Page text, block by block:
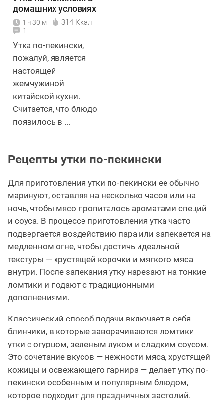
домашних условиях
1 ч 30 м 314 Ккал
1
Утка по-пекински,
пожалуй, является
настоящей
жемчужиной
китайской кухни.
Считается, что блюдо
появилось в ...
Рецепты утки по-пекински
Для приготовления утки по-пекински ее обычно
маринуют, оставляя на несколько часов или на
ночь, чтобы мясо пропиталось ароматами специй
и соуса. В процессе приготовления утка часто
подвергается воздействию пара или запекается на
медленном огне, чтобы достичь идеальной
текстуры — хрустящей корочки и мягкого мяса
внутри. После запекания утку нарезают на тонкие
ломтики и подают с традиционными
дополнениями.
Классический способ подачи включает в себя
блинчики, в которые заворачиваются ломтики
утки с огурцом, зеленым луком и сладким соусом.
Это сочетание вкусов — нежности мяса, хрустящей
кожицы и освежающего гарнира — делает утку по-
пекински особенным и популярным блюдом,
которое подходит для праздничных застолий.